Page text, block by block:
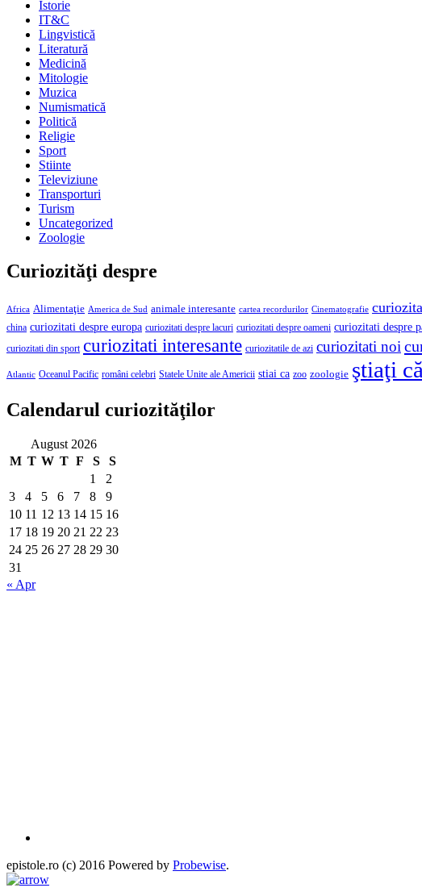
Istorie
IT&C
Lingvistică
Literatură
Medicină
Mitologie
Muzica
Numismatică
Politică
Religie
Sport
Stiinte
Televiziune
Transporturi
Turism
Uncategorized
Zoologie
Curiozităţi despre
Africa Alimentaţie America de Sud animale interesante cartea recordurilor Cinematografie
china curiozitati despre europa curiozitati despre lacuri curiozitati despre oameni curiozitati despre
curiozitati din sport curiozitati interesante curiozitatile de azi curiozitati noi
Atlantic Oceanul Pacific români celebri Statele Unite ale Americii stiai ca zoo zoologie ştiaţi că
Calendarul curiozităţilor
August 2026
M T W T F S
S
1
2
3
4 5 6 7 8
9
10 11 12 13 14 15 16
17 18 19 20 21 22 23
24 25 26 27 28 29 30
31
« Apr
epistole.ro (c) 2016 Powered by Probewise.